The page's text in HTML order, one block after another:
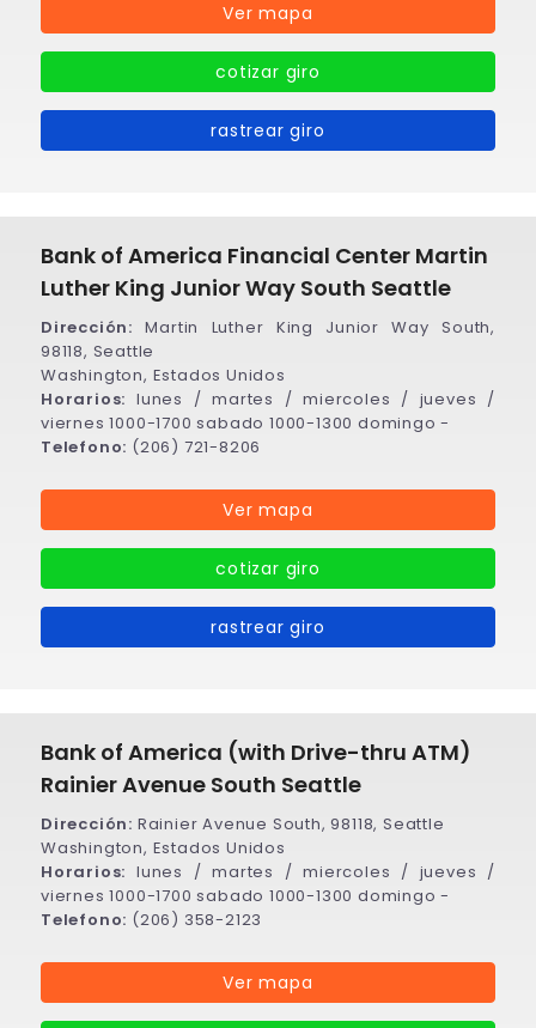
Ver mapa
cotizar giro
rastrear giro
Bank of America Financial Center Martin
Luther King Junior Way South Seattle
Dirección:Martin Luther King Junior Way South,
98118, Seattle
Washington, Estados Unidos
Horarios: lunes / martes / miercoles / jueves /
viernes 1000-1700 sabado 1000-1300 domingo -
Telefono: (206) 721-8206
Ver mapa
cotizar giro
rastrear giro
Bank of America (with Drive-thru ATM)
Rainier Avenue South Seattle
Dirección: Rainier Avenue South, 98118, Seattle
Washington, Estados Unidos
Horarios: lunes / martes / miercoles / jueves /
viernes 1000-1700 sabado 1000-1300 domingo -
Telefono: (206) 358-2123
Ver mapa